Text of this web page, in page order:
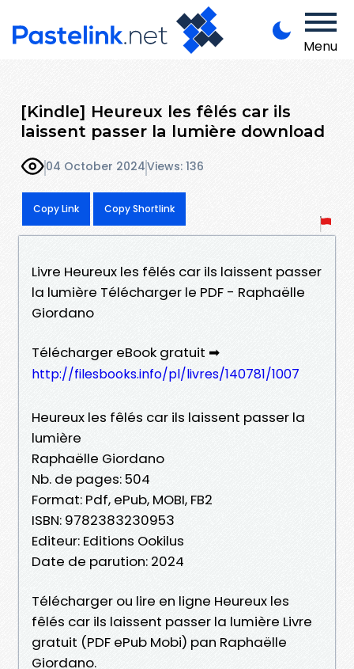
Menu
[Kindle] Heureux les fêlés car ils
laissent passer la lumière download
04 October 2024Views: 136
Copy Link Copy Shortlink
Livre Heureux les fêlés car ils laissent passer
la lumière Télécharger le PDF - Raphaëlle
Giordano
Télécharger eBook gratuit ➡
http://filesbooks.info/pl/livres/140781/1007
Heureux les fêlés car ils laissent passer la
lumière
Raphaëlle Giordano
Nb. de pages: 504
Format: Pdf, ePub, MOBI, FB2
ISBN: 9782383230953
Editeur: Editions Ookilus
Date de parution: 2024
Télécharger ou lire en ligne Heureux les
fêlés car ils laissent passer la lumière Livre
gratuit (PDF ePub Mobi) pan Raphaëlle
Giordano.